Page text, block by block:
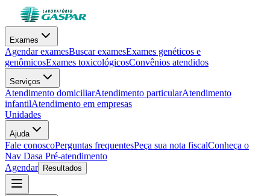
Exames
Agendar examesBuscar examesExames genéticos e
genômicosExames toxicológicosConvênios atendidos
Serviços
Atendimento domiciliarAtendimento particularAtendimento
infantilAtendimento em empresas
Unidades
Ajuda
Fale conoscoPerguntas frequentesPeça sua nota fiscalConheça o
Nav Dasa Pré-atendimento
Agendar
Resultados